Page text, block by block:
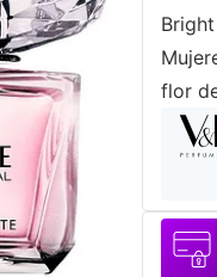
flor